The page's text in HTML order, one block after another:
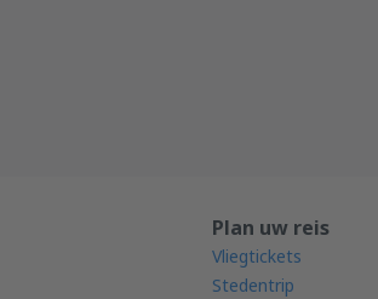
Plan uw reis
Vliegtickets
Stedentrip